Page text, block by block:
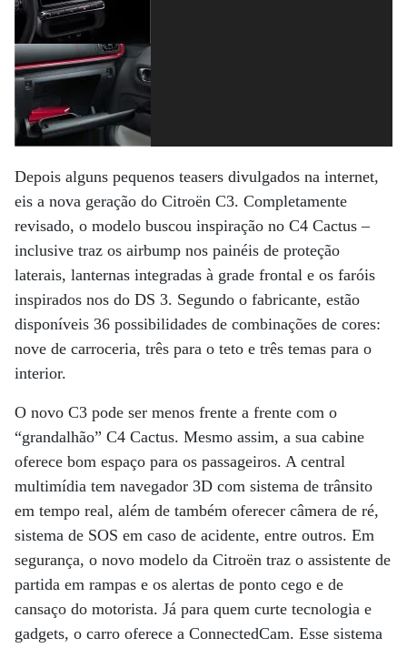
Depois alguns pequenos teasers divulgados na internet,
eis a nova geração do Citroën C3. Completamente
revisado, o modelo buscou inspiração no C4 Cactus –
inclusive traz os airbump nos painéis de proteção
laterais, lanternas integradas à grade frontal e os faróis
inspirados nos do DS 3. Segundo o fabricante, estão
disponíveis 36 possibilidades de combinações de cores:
nove de carroceria, três para o teto e três temas para o
interior.
O novo C3 pode ser menos frente a frente com o
“grandalhão” C4 Cactus. Mesmo assim, a sua cabine
oferece bom espaço para os passageiros. A central
multimídia tem navegador 3D com sistema de trânsito
em tempo real, além de também oferecer câmera de ré,
sistema de SOS em caso de acidente, entre outros. Em
segurança, o novo modelo da Citroën traz o assistente de
partida em rampas e os alertas de ponto cego e de
cansaço do motorista. Já para quem curte tecnologia e
gadgets, o carro oferece a ConnectedCam. Esse sistema